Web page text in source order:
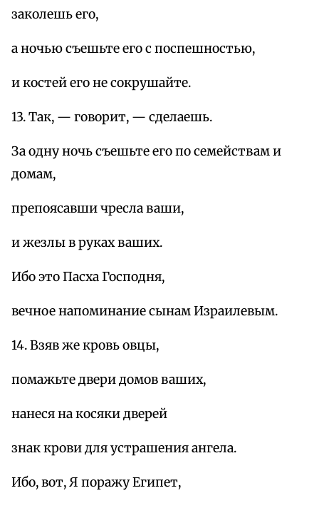
заколешь его,
а ночью съешьте его с поспешностью,
и костей его не сокрушайте.
13. Так, — говорит, — сделаешь.
За одну ночь съешьте его по семействам и
домам,
препоясавши чресла ваши,
и жезлы в руках ваших.
Ибо это Пасха Господня,
вечное напоминание сынам Израилевым.
14. Взяв же кровь овцы,
помажьте двери домов ваших,
нанеся на косяки дверей
знак крови для устрашения ангела.
Ибо, вот, Я поражу Египет,